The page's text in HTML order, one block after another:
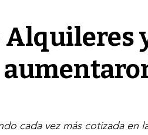
Alquileres
cada vez más cotizada en